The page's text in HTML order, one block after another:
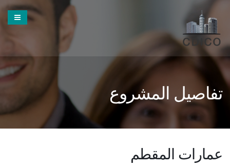
تفاصيل المشروع
عمارات المقطم